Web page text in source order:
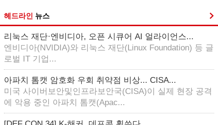
헤드라인 뉴스
리눅스 재단·엔비디아, 오픈 시큐어 AI 얼라이언스...
엔비디아(NVIDIA)와 리눅스 재단(Linux Foundation) 등 글
로벌 IT 기업...
아파치 톰캣 암호화 우회 취약점 비상... CISA...
미국 사이버보안및인프라보안국(CISA)이 실제 현장 공격
에 악용 중인 아파치 톰캣(Apac...